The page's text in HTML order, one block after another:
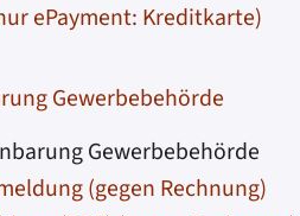
ePayment: Kreditkarte)
Gewerbebehörde
Gewerbebehörde
(gegen Rechnung)